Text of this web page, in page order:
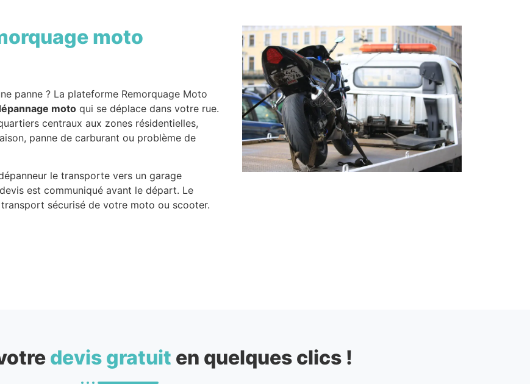
moto
panne ? La plateforme Remorquage Moto
moto qui se déplace dans votre rue.
centraux aux zones résidentielles,
panne de carburant ou problème de
le transporte vers un garage
est communiqué avant le départ. Le
sécurisé de votre moto ou scooter.
devis gratuit en quelques clics !